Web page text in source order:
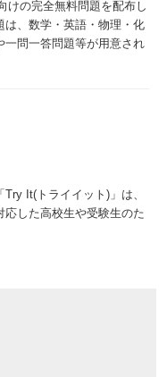
けの完全無料問題を配布し
は、数学・英語・物理・化
一問一答問題等が用意され
It(トライイット)」は、
した高校生や受験生のた